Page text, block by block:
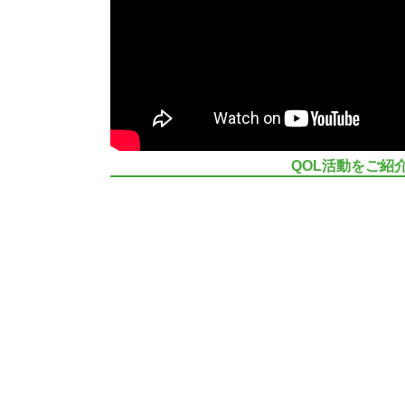
QOL活動をご紹